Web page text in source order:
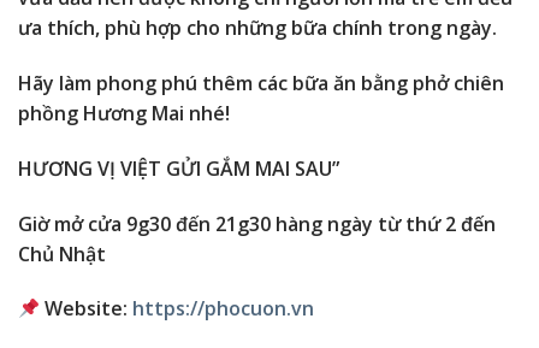
ưa thích, phù hợp cho những bữa chính trong ngày.
Hãy làm phong phú thêm các bữa ăn bằng phở chiên
phồng Hương Mai nhé!
HƯƠNG VỊ VIỆT GỬI GẮM MAI SAU”
Giờ mở cửa 9g30 đến 21g30 hàng ngày từ thứ 2 đến
Chủ Nhật
Website: https://phocuon.vn